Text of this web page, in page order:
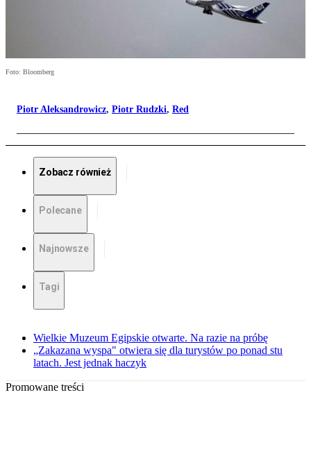
Foto: Bloomberg
Piotr Aleksandrowicz, Piotr Rudzki, Red
Zobacz również
Polecane
Najnowsze
Tagi
Wielkie Muzeum Egipskie otwarte. Na razie na próbę
„Zakazana wyspa" otwiera się dla turystów po ponad stu
latach. Jest jednak haczyk
Promowane treści